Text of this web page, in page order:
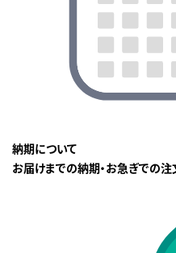
納期について
お届けまでの納期・お急ぎでの